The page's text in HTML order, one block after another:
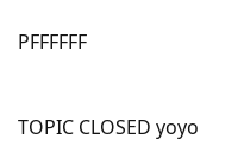
PFFFFFF
TOPIC CLOSED yoyo